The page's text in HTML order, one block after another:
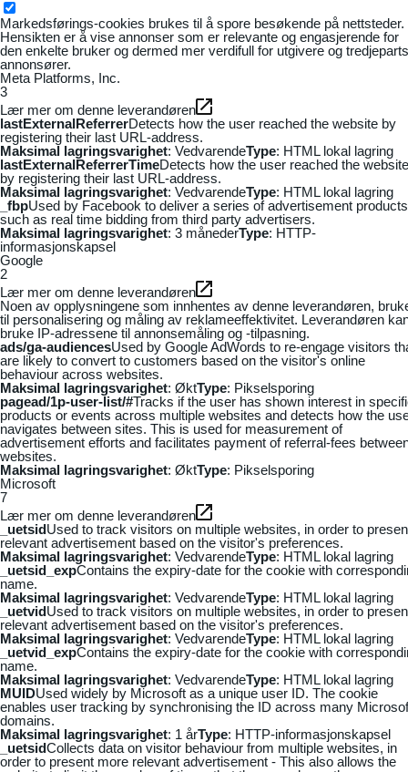
Markedsførings-cookies brukes til å spore besøkende på nettsteder.
Hensikten er å vise annonser som er relevante og engasjerende for
den enkelte bruker og dermed mer verdifull for utgivere og tredjeparts
annonsører.
Meta Platforms, Inc.
3
Lær mer om denne leverandøren
lastExternalReferrerDetects how the user reached the website by
registering their last URL-address.
Maksimal lagringsvarighet: VedvarendeType: HTML lokal lagring
lastExternalReferrerTimeDetects how the user reached the website
by registering their last URL-address.
Maksimal lagringsvarighet: VedvarendeType: HTML lokal lagring
_fbpUsed by Facebook to deliver a series of advertisement products
such as real time bidding from third party advertisers.
Maksimal lagringsvarighet: 3 månederType: HTTP-
informasjonskapsel
Google
2
Lær mer om denne leverandøren
Noen av opplysningene som innhentes av denne leverandøren,
til personalisering og måling av reklameeffektivitet. Leverandøren
bruke IP-adressene til annonsemåling og -tilpasning.
ads/ga-audiencesUsed by Google AdWords to re-engage visitors
are likely to convert to customers based on the visitor's online
behaviour across websites.
Maksimal lagringsvarighet: ØktType: Pikselsporing
pagead/1p-user-list/#Tracks if the user has shown interest in
products or events across multiple websites and detects how the
navigates between sites. This is used for measurement of
advertisement efforts and facilitates payment of referral-fees
websites.
Maksimal lagringsvarighet: ØktType: Pikselsporing
Microsoft
7
Lær mer om denne leverandøren
_uetsidUsed to track visitors on multiple websites, in order to
relevant advertisement based on the visitor's preferences.
Maksimal lagringsvarighet: VedvarendeType: HTML lokal lagring
_uetsid_expContains the expiry-date for the cookie with
name.
Maksimal lagringsvarighet: VedvarendeType: HTML lokal lagring
_uetvidUsed to track visitors on multiple websites, in order to
relevant advertisement based on the visitor's preferences.
Maksimal lagringsvarighet: VedvarendeType: HTML lokal lagring
_uetvid_expContains the expiry-date for the cookie with
name.
Maksimal lagringsvarighet: VedvarendeType: HTML lokal lagring
MUIDUsed widely by Microsoft as a unique user ID. The cookie
enables user tracking by synchronising the ID across many
domains.
Maksimal lagringsvarighet: 1 årType: HTTP-informasjonskapsel
_uetsidCollects data on visitor behaviour from multiple websites, in
order to present more relevant advertisement - This also allows the